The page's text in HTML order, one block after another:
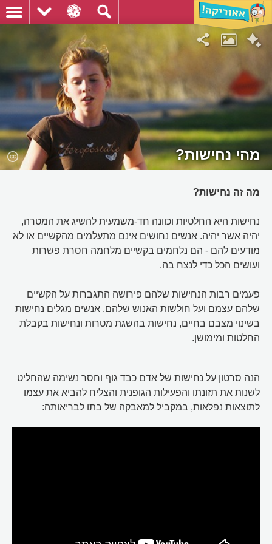
מהי נחישות?
מה זה נחישות?
נחישות היא החלטיות וכוונה חד-משמעית להשיג את המטרה,
יהיה אשר יהיה. אנשים נחושים אינם מתעלמים מהקשיים או לא
מודעים להם - הם נלחמים בקשיים מלחמה חסרת פשרות
ועושים הכל כדי לנצח בה.
פעמים רבות הנחישות שלהם פירושה התגברות על הקשיים
שלהם עצמם ועל חולשות האנוש שלהם. אנשים מגלים נחישות
בשינוי מצבם בחיים, נחישות בהשגת מטרות ונחישות בקבלת
החלטות ומימושן.
הנה סרטון על נחישות של אדם כבד גוף וחסר נשימה שהחליט
לשנות את תזונתו והפעילות הגופנית והצליח להביא את עצמו
לתוצאות נפלאות, במקביל למאבקה של בתו לבריאותה: